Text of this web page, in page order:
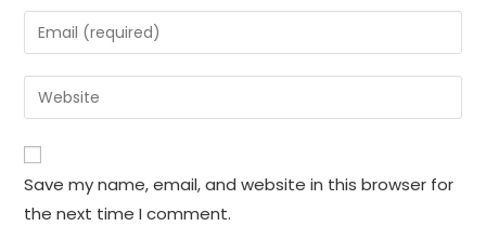
name
or
to
comment
Enter
your
email
address
comment
Enter
your
website
URL
(optional)
Save my name, email, and website in this browser for
the next time I comment.